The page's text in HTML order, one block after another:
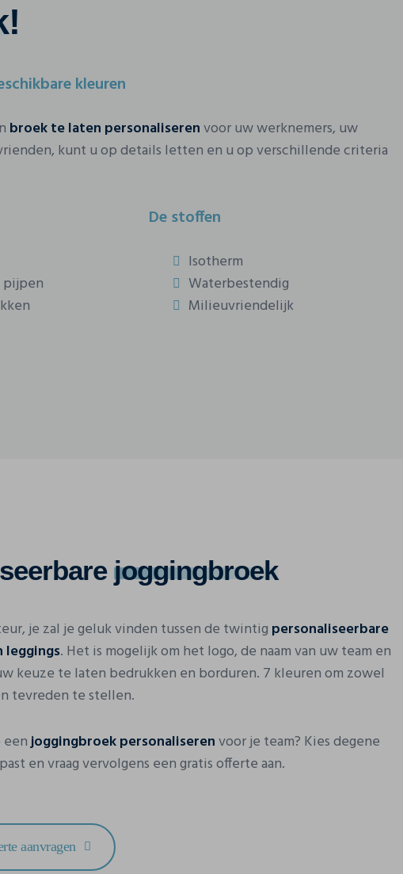
!
kleuren
broek te laten personaliserenvoor uw werknemers, uw
kunt u op details letten en u op verschillende criteria
De stoffen
Isotherm
Waterbestendig
Milieuvriendelijk
joggingbroek
je zal je geluk vinden tussen de twintig personaliseerbare
leggings. Het is mogelijk om het logo, de naam van uw team en
keuze te laten bedrukken en borduren. 7 kleuren om zowel
tevreden te stellen.
eenjoggingbroek personaliserenvoor je team? Kies degene
en vraag vervolgens een gratis offerte aan.
aanvragen